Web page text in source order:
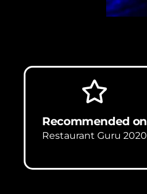
Recommended on
Restaurant Guru 2020